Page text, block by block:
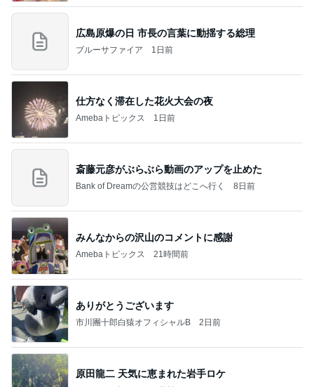
広島原爆の日 市長の言葉に動揺する総理
ブルーサファイア 1日前
仕方なく滞在した花火大会の夜
Amebaトピックス 1日前
斎藤元彦がぶらぶら動画のアップを止めた
Bank of Dreamの公営競技はどこへ行く 8日前
みんなからの沢山のコメントに感謝
Amebaトピックス 21時間前
ありがとうございます
市川團十郎白猿オフィシャルB 2日前
原田龍二 天気に恵まれた岩手ロケ